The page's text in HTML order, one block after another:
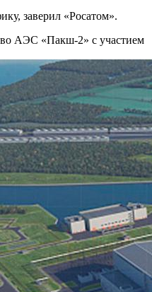
заверил «Росатом».
АЭС «Пакш-2» с участием